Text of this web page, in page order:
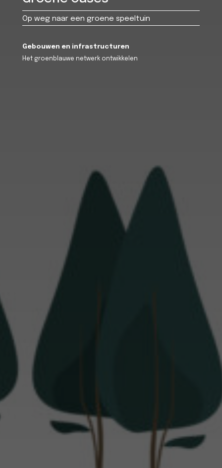
Op weg naar een groene speeltuin
Gebouwen en infrastructuren
Het groenblauwe netwerk ontwikkelen